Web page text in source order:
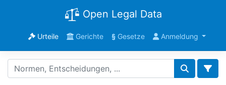
Open Legal Data
Urteile Gerichte §Gesetze Anmeldung